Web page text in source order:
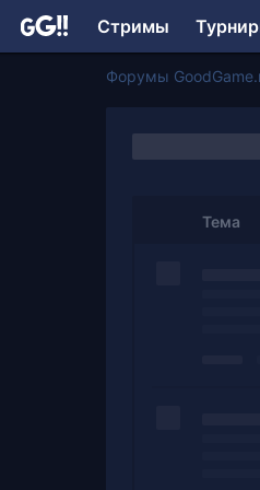
Стримы
Форумы
Тема